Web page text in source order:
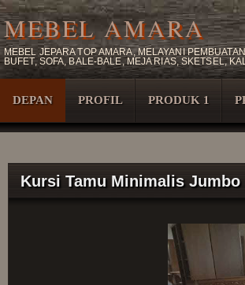
MEBEL AMARA
MEBEL JEPARA TOP AMARA, MELAYANI
BUFET, SOFA, BALE-BALE, MEJA RIAS, SKETSEL,
DEPAN PROFIL PRODUK 1
Kursi Tamu Minimalis Jumbo